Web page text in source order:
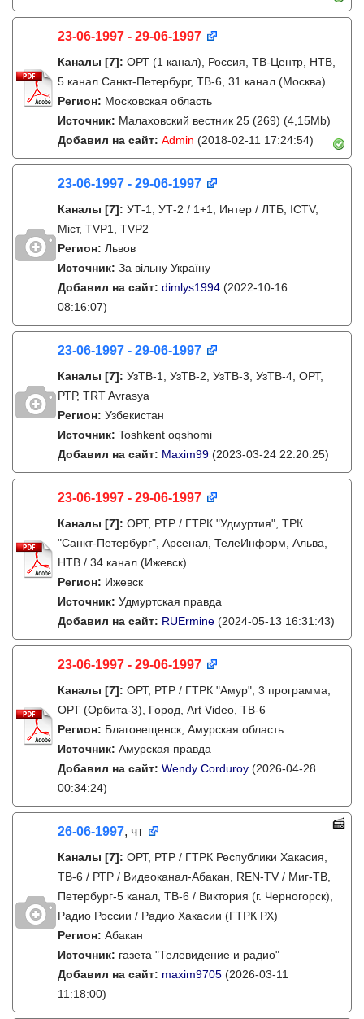
23-06-1997 - 29-06-1997
Каналы [7]: ОРТ (1 канал), Россия, ТВ-Центр, НТВ,
5 канал Санкт-Петербург, ТВ-6, 31 канал (Москва)
Регион: Московская область
Источник: Малаховский вестник 25 (269) (4,15Mb)
Добавил на сайт: Admin (2018-02-11 17:24:54)
23-06-1997 - 29-06-1997
Каналы [7]: УТ-1, УТ-2 / 1+1, Интер / ЛТБ, ICTV,
Міст, TVP1, TVP2
Регион: Львов
Источник: За вільну Україну
Добавил на сайт: dimlys1994 (2022-10-16
08:16:07)
23-06-1997 - 29-06-1997
Каналы [7]: УзТВ-1, УзТВ-2, УзТВ-3, УзТВ-4, ОРТ,
РТР, TRT Avrasya
Регион: Узбекистан
Источник: Toshkent oqshomi
Добавил на сайт: Maxim99 (2023-03-24 22:20:25)
23-06-1997 - 29-06-1997
Каналы [7]: ОРТ, РТР / ГТРК "Удмуртия", ТРК
"Санкт-Петербург", Арсенал, ТелеИнформ, Альва,
НТВ / 34 канал (Ижевск)
Регион: Ижевск
Источник: Удмуртская правда
Добавил на сайт: RUErmine (2024-05-13 16:31:43)
23-06-1997 - 29-06-1997
Каналы [7]: ОРТ, РТР / ГТРК "Амур", 3 программа,
ОРТ (Орбита-3), Город, Art Video, ТВ-6
Регион: Благовещенск, Амурская область
Источник: Амурская правда
Добавил на сайт: Wendy Corduroy (2026-04-28
00:34:24)
26-06-1997, чт
Каналы [7]: ОРТ, РТР / ГТРК Республики Хакасия,
ТВ-6 / РТР / Видеоканал-Абакан, REN-TV / Миг-ТВ,
Петербург-5 канал, ТВ-6 / Виктория (г. Черногорск),
Радио России / Радио Хакасии (ГТРК РХ)
Регион: Абакан
Источник: газета "Телевидение и радио"
Добавил на сайт: maxim9705 (2026-03-11
11:18:00)